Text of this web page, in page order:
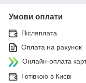
Умови оплати
Післяплата
Оплата на рахунок
Онлайн-оплата
Готівкою в Києві